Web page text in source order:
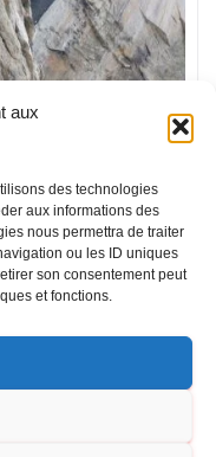
aux
des technologies
aux informations des
nous permettra de traiter
ou les ID uniques
son consentement peut
et fonctions.